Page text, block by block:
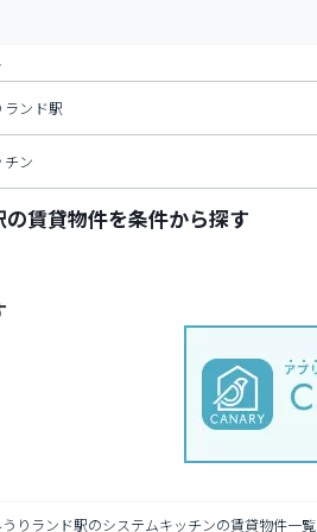
ンド駅
ン
賃貸物件を条件から探す
りランド駅のシステムキッチンの賃貸物件一覧